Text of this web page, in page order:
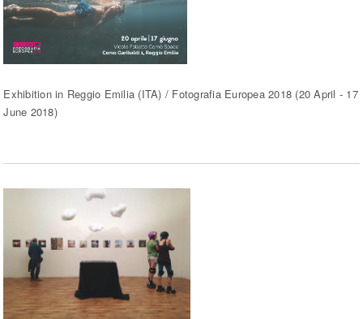
Exhibition in Reggio Emilia (ITA) / Fotografia Europea 2018 (20 April - 17
June 2018)